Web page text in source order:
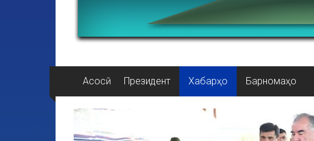
Асосӣ Президент Хабарҳо Барномаҳо